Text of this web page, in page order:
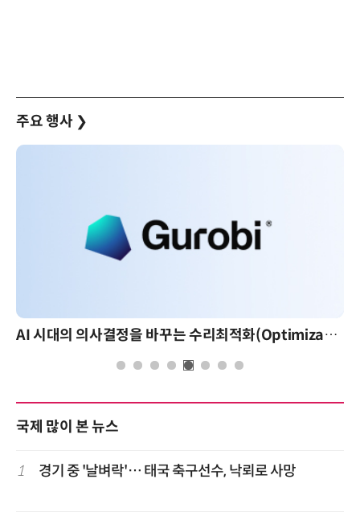
주요 행사 ❯
AI 시대의 의사결정을 바꾸는 수리최적화(Optimization): 실제 산업 적용 사례와 활용 전략
국제 많이 본 뉴스
1 경기 중 '날벼락'… 태국 축구선수, 낙뢰로 사망